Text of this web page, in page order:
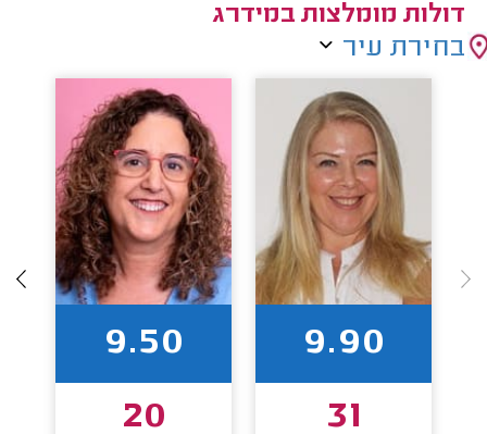
דולות מומלצות במידרג
בחירת עיר
9.90
31
9.50
20